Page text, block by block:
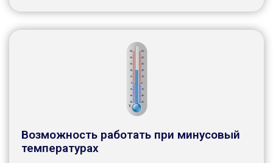
Возможность работать при минусовый
температурах